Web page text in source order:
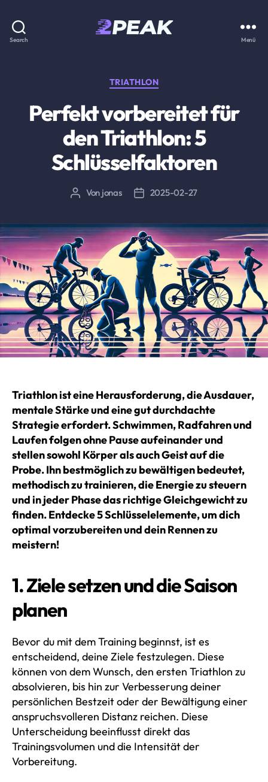
Search Menü
Kategorien
TRIATHLON
Perfekt vorbereitet für
den Triathlon: 5
Schlüsselfaktoren
Beitragsautor
Von jonas Beitragsdatum
2025-02-27
Triathlon ist eine Herausforderung, die Ausdauer,
mentale Stärke und eine gut durchdachte
Strategie erfordert. Schwimmen, Radfahren und
Laufen folgen ohne Pause aufeinander und
stellen sowohl Körper als auch Geist auf die
Probe. Ihn bestmöglich zu bewältigen bedeutet,
methodisch zu trainieren, die Energie zu steuern
und in jeder Phase das richtige Gleichgewicht zu
finden. Entdecke 5 Schlüsselelemente, um dich
optimal vorzubereiten und dein Rennen zu
meistern!
1. Ziele setzen und die Saison
planen
Bevor du mit dem Training beginnst, ist es
entscheidend, deine Ziele festzulegen. Diese
können von dem Wunsch, den ersten Triathlon zu
absolvieren, bis hin zur Verbesserung deiner
persönlichen Bestzeit oder der Bewältigung einer
anspruchsvolleren Distanz reichen. Diese
Unterscheidung beeinflusst direkt das
Trainingsvolumen und die Intensität der
Vorbereitung.